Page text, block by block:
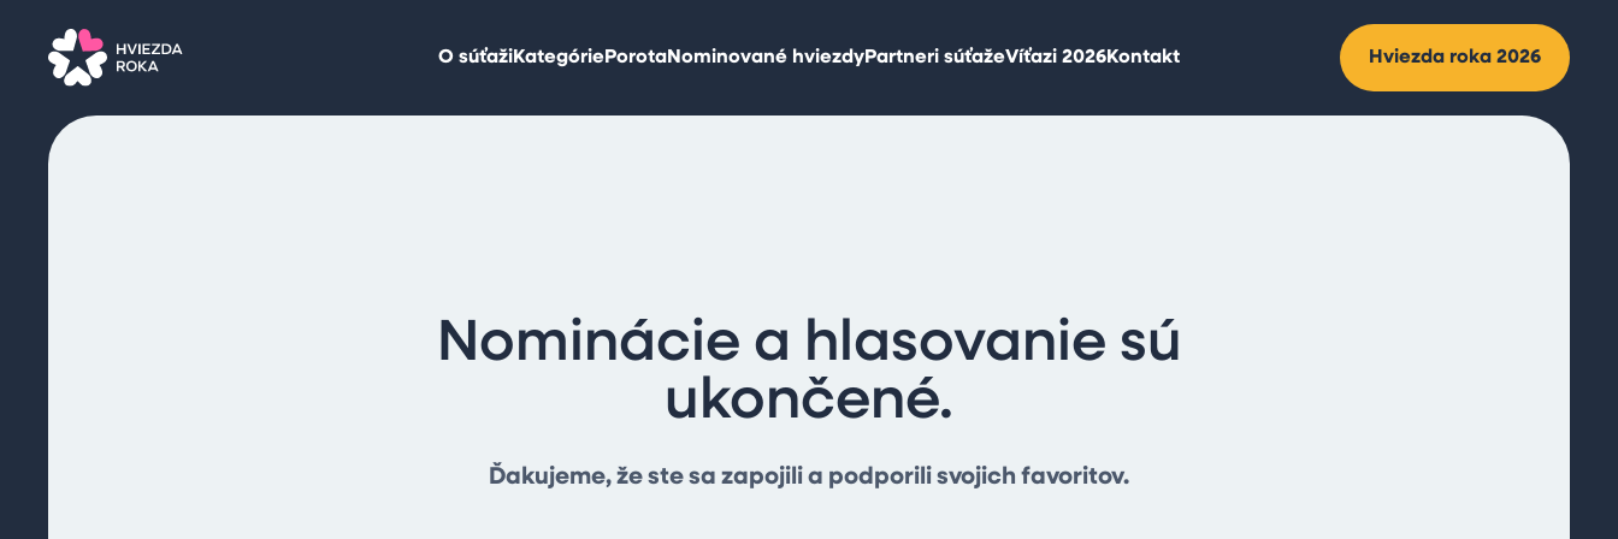
O súťažiKategóriePorotaNominované hviezdyPartneri súťažeVíťazi 2026Kontakt Hviezda roka 2026
Nominácie a hlasovanie sú
ukončené.
Ďakujeme, že ste sa zapojili a podporili svojich favoritov.